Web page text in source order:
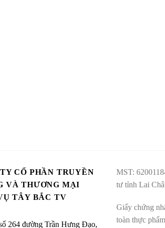
CỔ PHẦN TRUYỀN
VÀ THƯƠNG MẠI
TÂY BẮC TV
264 đường Trần Hưng Đạo,
MST:
tư tỉnh Lai
Giấy chứng
toàn thực